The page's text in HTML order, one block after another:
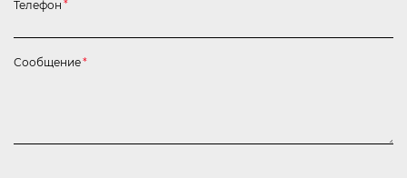
Телефон *
Сообщение*